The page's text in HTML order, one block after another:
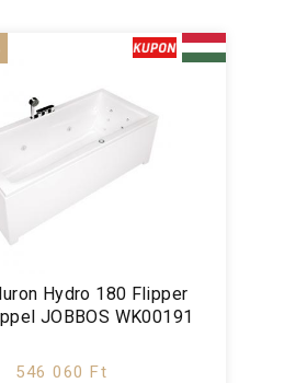
Hydro 180 Flipper
JOBBOS WK00191
546 060 Ft